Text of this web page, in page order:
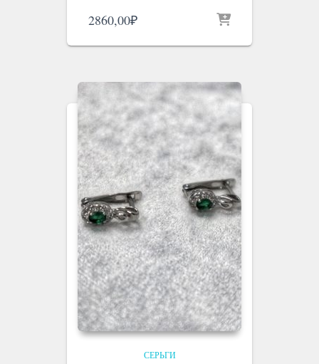
2860,00₽
СЕРЬГИ